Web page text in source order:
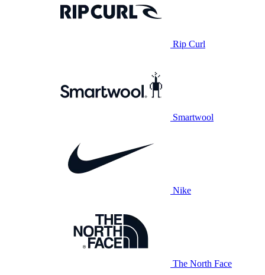
Rip Curl
Smartwool
Nike
The North Face